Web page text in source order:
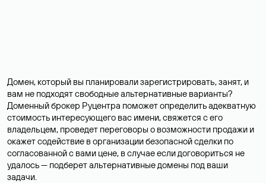
Домен, который вы планировали зарегистрировать, занят, и
вам не подходят свободные альтернативные варианты?
Доменный брокер Руцентра поможет определить адекватную
стоимость интересующего вас имени, свяжется с его
владельцем, проведет переговоры о возможности продажи и
окажет содействие в организации безопасной сделки по
согласованной с вами цене, в случае если договориться не
удалось — подберет альтернативные домены под ваши
задачи.